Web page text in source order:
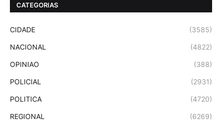
CATEGORIAS
CIDADE (3585)
NACIONAL (4822)
OPINIAO (388)
POLICIAL (2931)
POLITICA (4720)
REGIONAL (6269)